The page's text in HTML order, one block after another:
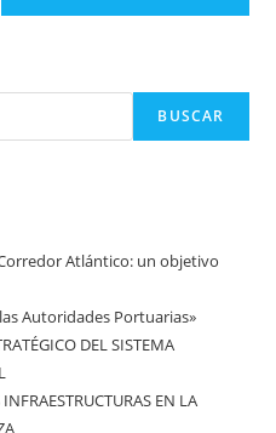
BUSCAR
Corredor Atlántico: un objetivo
Autoridades Portuarias»
DEL SISTEMA
EN LA